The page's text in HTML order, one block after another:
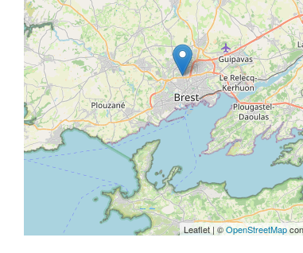
Leaflet | ©OpenStreetMap